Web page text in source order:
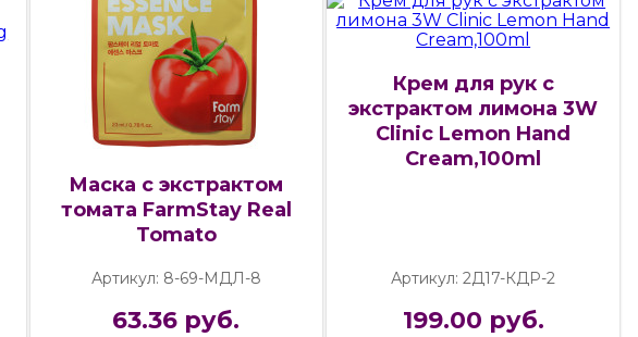
Маска с экстрактом
томата FarmStay Real
Tomato
Артикул: 8-69-МДЛ-8
63.36 руб.
Крем для рук с
экстрактом лимона 3W
Clinic Lemon Hand
Cream,100ml
Артикул: 2Д17-КДР-2
199.00 руб.